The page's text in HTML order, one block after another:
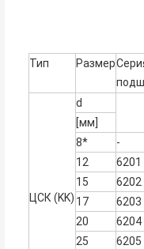
Тип Размер
ЦСК (KK)
d
[мм]
8*
-
12
6201
15
6202
17
6203
20
6204
25
6205